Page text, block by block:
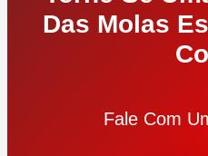
Das Molas
Fale Com